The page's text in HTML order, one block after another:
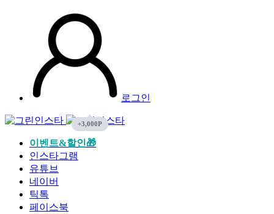
로그인
이벤트&할인🎁
인스타그램
유튜브
네이버
틱톡
페이스북